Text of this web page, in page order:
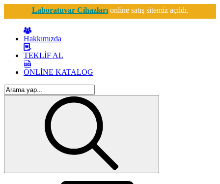
Laboratuvar Cihazlarıonline satış sitemiz açıldı.
Hakkımızda
TEKLİF AL
ONLİNE KATALOG